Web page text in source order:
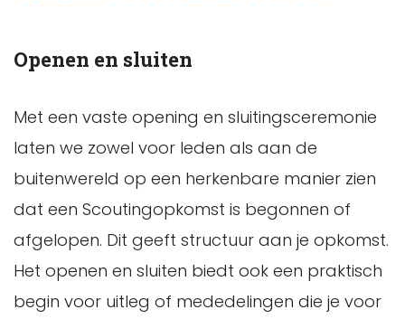
Openen en sluiten
Met een vaste opening en sluitingsceremonie
laten we zowel voor leden als aan de
buitenwereld op een herkenbare manier zien
dat een Scoutingopkomst is begonnen of
afgelopen. Dit geeft structuur aan je opkomst.
Het openen en sluiten biedt ook een praktisch
begin voor uitleg of mededelingen die je voor